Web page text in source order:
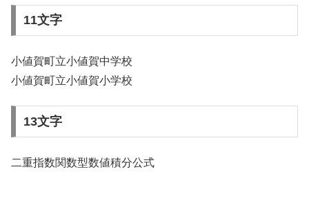
11文字
小値賀町立小値賀中学校
小値賀町立小値賀小学校
13文字
二重指数関数型数値積分公式